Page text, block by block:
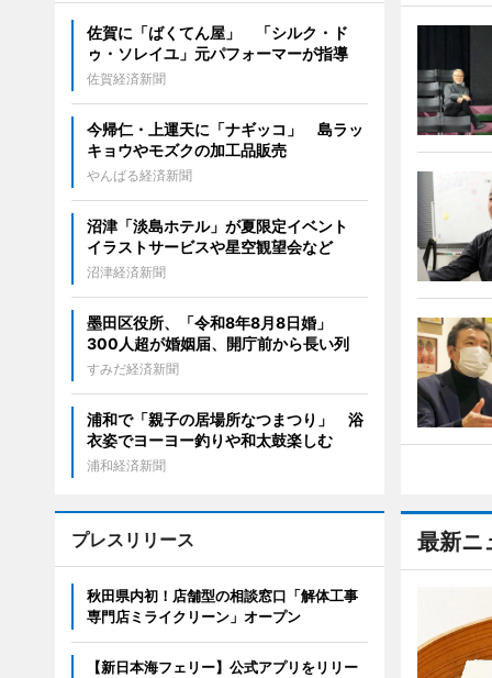
最新ニ
佐賀に「ばくてん屋」 「シルク・ド
ゥ・ソレイユ」元パフォーマーが指導
佐賀経済新聞
今帰仁・上運天に「ナギッコ」 島ラッ
キョウやモズクの加工品販売
やんばる経済新聞
沼津「淡島ホテル」が夏限定イベント
イラストサービスや星空観望会など
沼津経済新聞
墨田区役所、「令和8年8月8日婚」
300人超が婚姻届、開庁前から長い列
すみだ経済新聞
浦和で「親子の居場所なつまつり」 浴
衣姿でヨーヨー釣りや和太鼓楽しむ
浦和経済新聞
プレスリリース
秋田県内初！店舗型の相談窓口「解体工事
専門店ミライクリーン」オープン
【新日本海フェリー】公式アプリをリリー